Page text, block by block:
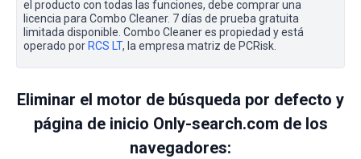
el producto con todas las funciones, debe comprar una
licencia para Combo Cleaner. 7 días de prueba gratuita
limitada disponible. Combo Cleaner es propiedad y está
operado por RCS LT, la empresa matriz de PCRisk.
Eliminar el motor de búsqueda por defecto y
página de inicio Only-search.com de los
navegadores: